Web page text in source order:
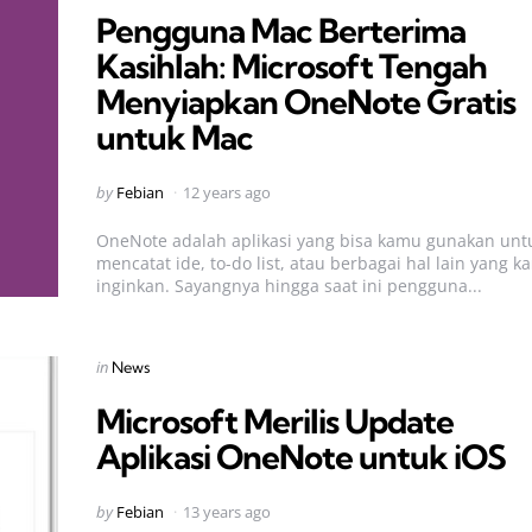
Pengguna Mac Berterima
Kasihlah: Microsoft Tengah
Menyiapkan OneNote Gratis
untuk Mac
Posted
by Febian 12 years ago
OneNote adalah aplikasi yang bisa kamu gunakan
mencatat ide, to-do list, atau berbagai hal lain yang
inginkan. Sayangnya hingga saat ini pengguna...
Categories
Posted
in News
Microsoft Merilis Update
Aplikasi OneNote untuk iOS
Posted
by Febian 13 years ago